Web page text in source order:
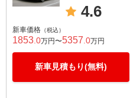
4.6
新車価格 （税込）
1853 .0万円〜5357 .0万円
新車見積もり(無料)